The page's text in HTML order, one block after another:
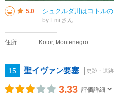
5.0
by Emi
住所 Kotor, Montenegro
15 聖イヴァン要塞 史跡・遺跡
3.33 評価詳細